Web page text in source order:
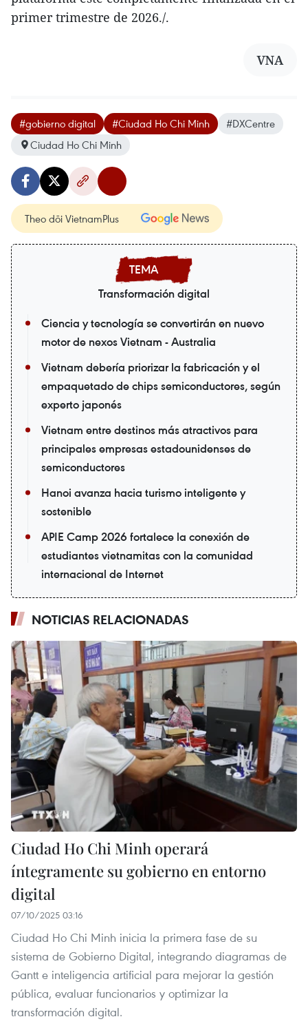
primer trimestre de 2026./.
VNA
#gobierno digital #Ciudad Ho Chi Minh
#DXCentre
Ciudad Ho Chi Minh
Theo dõi VietnamPlus
Transformación digital
Ciencia y tecnología se convertirán en nuevo
motor de nexos Vietnam - Australia
Vietnam debería priorizar la fabricación y el
empaquetado de chips semiconductores, según
experto japonés
Vietnam entre destinos más atractivos para
principales empresas estadounidenses de
semiconductores
Hanoi avanza hacia turismo inteligente y
sostenible
APIE Camp 2026 fortalece la conexión de
estudiantes vietnamitas con la comunidad
internacional de Internet
NOTICIAS RELACIONADAS
Ciudad Ho Chi Minh operará
íntegramente su gobierno en entorno
digital
07/10/2025 03:16
Ciudad Ho Chi Minh inicia la primera fase de su
sistema de Gobierno Digital, integrando diagramas de
Gantt e inteligencia artificial para mejorar la gestión
pública, evaluar funcionarios y optimizar la
transformación digital.